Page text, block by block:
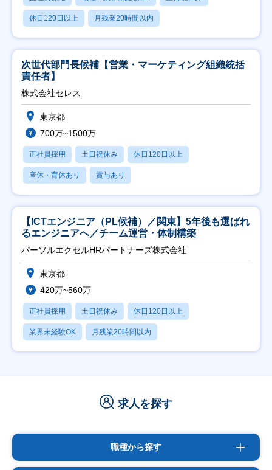
休日120日以上 月残業20時間以内
次世代部門長候補【営業・マーケティング組織統括
責任者】
株式会社セレス
東京都
700万~1500万
正社員採用 土日祝休み 休日120日以上
産休・育休あり 賞与あり
【ICTエンジニア（PL候補）／関東】5年後も選ばれ
るエンジニアへ／チーム運営・体制構築
パーソルエクセルHRパートナーズ株式会社
東京都
420万~560万
正社員採用 土日祝休み 休日120日以上
業界未経験OK 月残業20時間以内
求人を探す
職種から探す